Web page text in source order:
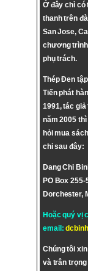
Ở đây chỉ có
thanh trên
San Jose,
chương trình
phụ trách.
Thép Đen
Tiến phát
1991, tác giả
năm 2005 thì
hỏi mua
chỉ sau đây:
Dang Chi
PO Box 255-
Dorchester,
Hoặc quý vị
email:
Chúng tôi
và trân trọng